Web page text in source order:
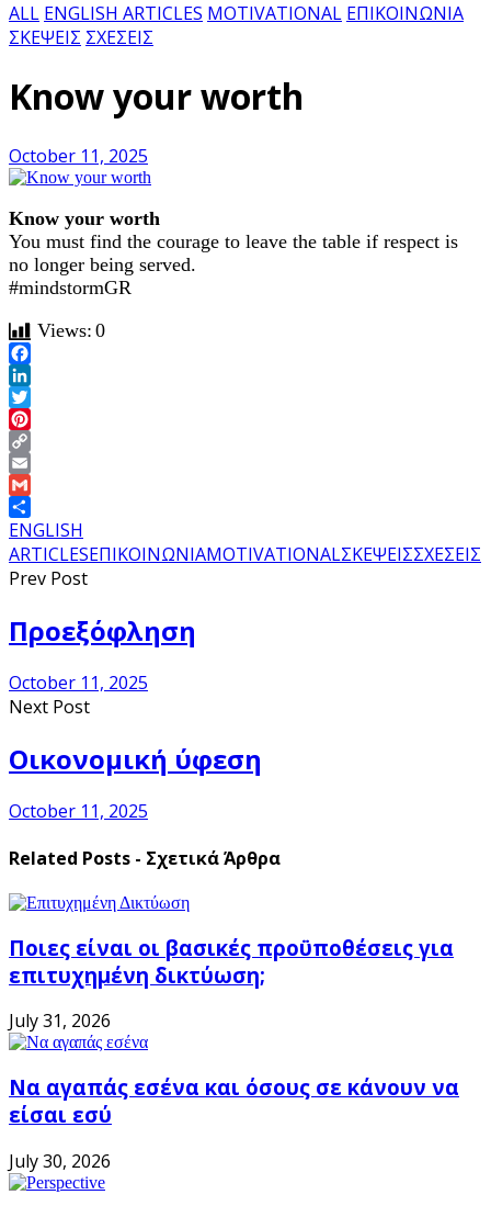
ALL ENGLISH ARTICLES MOTIVATIONAL ΕΠΙΚΟΙΝΩΝΙΑ
ΣΚΕΨΕΙΣ ΣΧΕΣΕΙΣ
Know your worth
October 11, 2025
Know your worth
You must find the courage to leave the table if respect is
no longer being served.
#mindstormGR
Views: 0
Facebook
LinkedIn
Twitter
Pinterest
Copy
Link
Email
Gmail
Share
ENGLISH
ARTICLESΕΠΙΚΟΙΝΩΝΙΑΜΟTIVATIONALΣΚΕΨΕΙΣΣΧΕΣΕΙΣ
Prev Post
Προεξόφληση
October 11, 2025
Next Post
Οικονομική ύφεση
October 11, 2025
Related Posts - Σχετικά Άρθρα
Ποιες είναι οι βασικές προϋποθέσεις για
επιτυχημένη δικτύωση;
July 31, 2026
Να αγαπάς εσένα και όσους σε κάνουν να
είσαι εσύ
July 30, 2026